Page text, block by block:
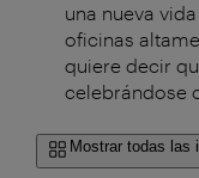
una nueva
oficinas
quiere decir
celebrándose
Mostrar todas las